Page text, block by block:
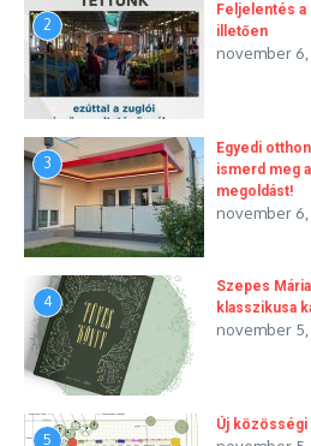
2
Feljelentés a
illetően
november 6,
3
Egyedi
ismerd meg
megoldást!
november 6,
4
Szepes
klasszikusa
november 5,
5
Új